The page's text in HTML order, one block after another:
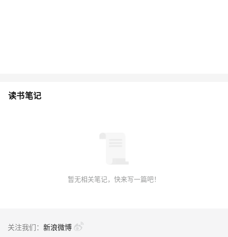
读书笔记
暂无相关笔记，快来写一篇吧！
关注我们： 新浪微博